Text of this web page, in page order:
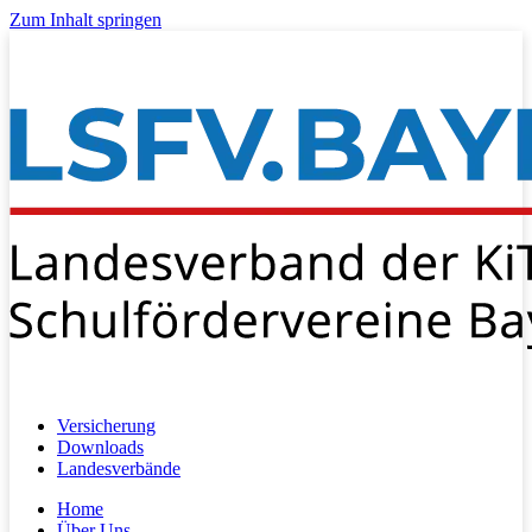
Zum Inhalt springen
Versicherung
Downloads
Landesverbände
Home